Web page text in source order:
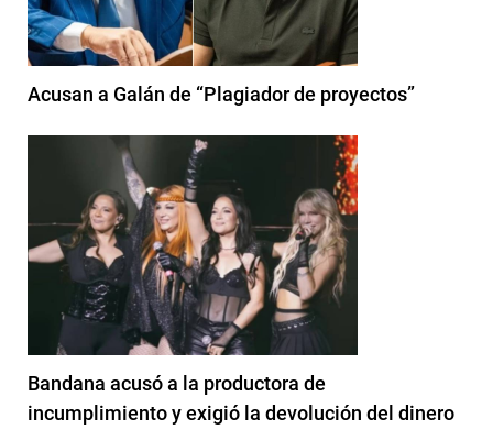
Acusan a Galán de “Plagiador de proyectos”
Bandana acusó a la productora de
incumplimiento y exigió la devolución del dinero